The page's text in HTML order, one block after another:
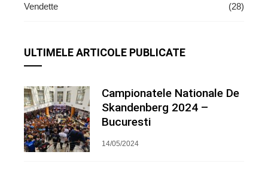
Vendette (28)
ULTIMELE ARTICOLE PUBLICATE
Campionatele Nationale De
Skandenberg 2024 –
Bucuresti
14/05/2024